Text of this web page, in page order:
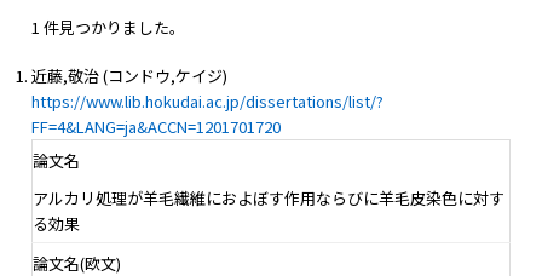
1 件見つかりました。
近藤,敬治 (コンドウ,ケイジ)
https://www.lib.hokudai.ac.jp/dissertations/list/?
FF=4&LANG=ja&ACCN=1201701720
論文名
アルカリ処理が羊毛繊維におよぼす作用ならびに羊毛皮染色に対す
る効果
論文名(欧文)